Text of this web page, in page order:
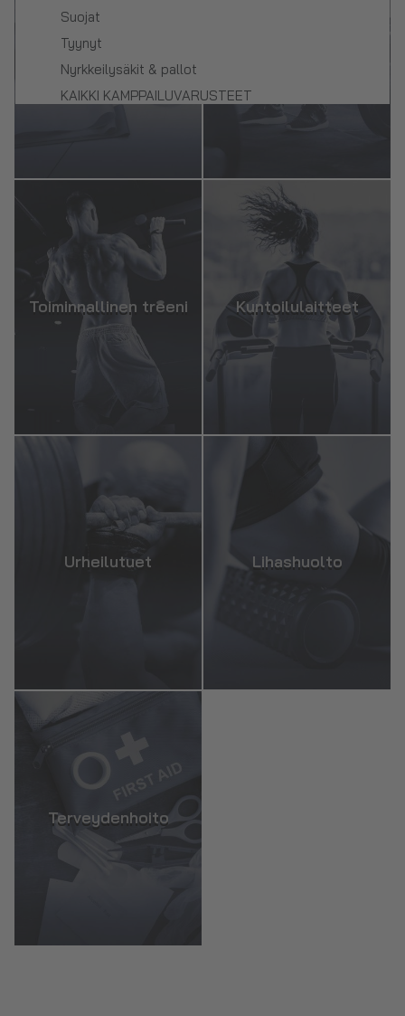
Suojat
Tyynyt
Nyrkkeilysäkit & pallot
KAIKKI KAMPPAILUVARUSTEET
Kuntoiluvälineet
Toiminnallinen treeni Kuntoilulaitteet
Urheilutuet Lihashuolto
Terveydenhoito